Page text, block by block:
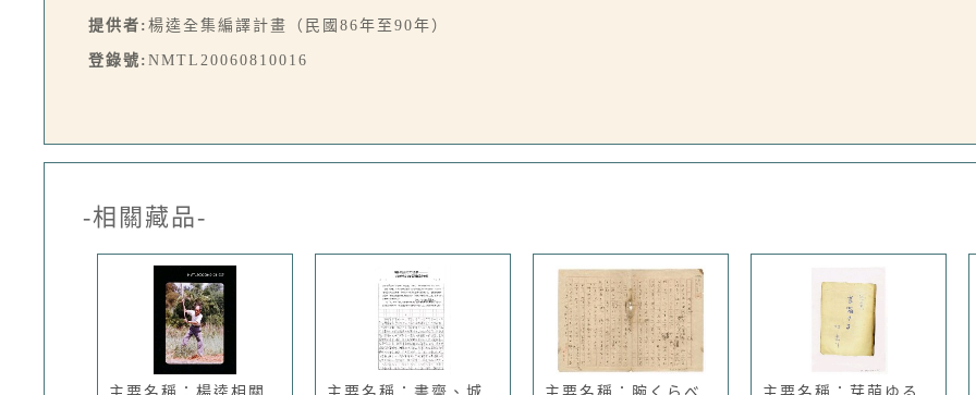
提供者: 楊逵全集編譯計畫（民國86年至90年）
登錄號: NMTL20060810016
-相關藏品-